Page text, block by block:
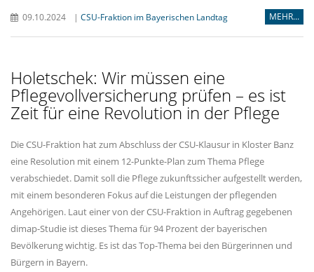
09.10.2024 | CSU-Fraktion im Bayerischen Landtag MEHR...
Holetschek: Wir müssen eine
Pflegevollversicherung prüfen – es ist
Zeit für eine Revolution in der Pflege
Die CSU-Fraktion hat zum Abschluss der CSU-Klausur in Kloster Banz
eine Resolution mit einem 12-Punkte-Plan zum Thema Pflege
verabschiedet. Damit soll die Pflege zukunftssicher aufgestellt werden,
mit einem besonderen Fokus auf die Leistungen der pflegenden
Angehörigen. Laut einer von der CSU-Fraktion in Auftrag gegebenen
dimap-Studie ist dieses Thema für 94 Prozent der bayerischen
Bevölkerung wichtig. Es ist das Top-Thema bei den Bürgerinnen und
Bürgern in Bayern.